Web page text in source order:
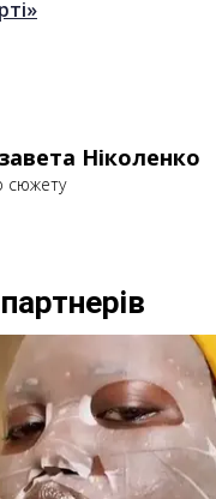
Ніколенко
сюжету